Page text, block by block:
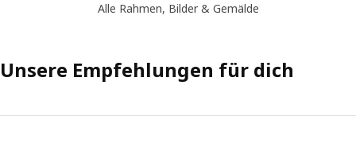
Alle Rahmen, Bilder & Gemälde
Unsere Empfehlungen für dich